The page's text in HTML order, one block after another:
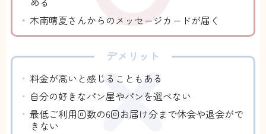
木南晴夏さんからのメッセージカードが届く
デメリット
料金が高いと感じることもある
自分の好きなパン屋やパンを選べない
最低ご利用回数の6回お届け分まで休会や退会がで
きない